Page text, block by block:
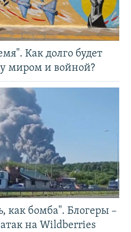
Как долго будет
миром и войной?
как бомба". Блогеры –
атак на Wildberries